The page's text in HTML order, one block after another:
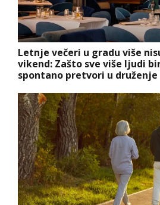
Letnje večeri u gradu više
vikend: Zašto sve više ljudi
spontano pretvori u druženje